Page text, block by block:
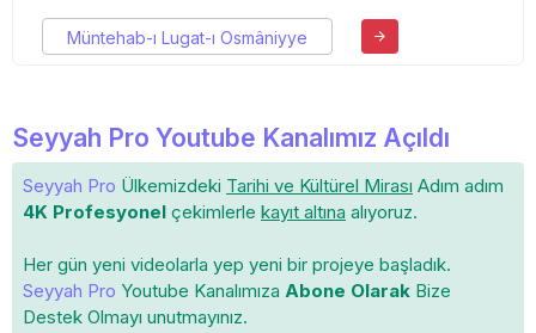
Müntehab-ı Lugat-ı Osmâniyye
Seyyah Pro Youtube Kanalımız Açıldı
Seyyah Pro Ülkemizdeki Tarihi ve Kültürel Mirası Adım adım
4K Profesyonel çekimlerle kayıt altına alıyoruz.
Her gün yeni videolarla yep yeni bir projeye başladık.
Seyyah Pro Youtube Kanalımıza Abone Olarak Bize
Destek Olmayı unutmayınız.